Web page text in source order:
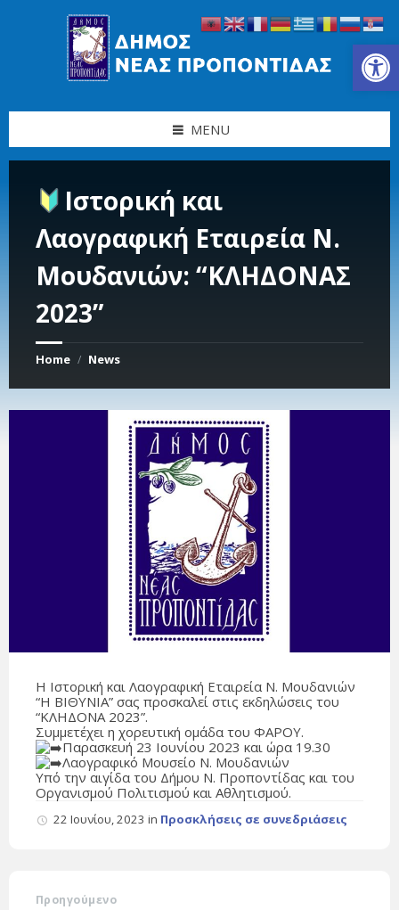
Ανοίξτε τη γραμμή εργαλείων
MENU
Ιστορική και
Λαογραφική Εταιρεία Ν.
Μουδανιών: “ΚΛΗΔΟΝΑΣ
2023”
Home / News
Η Ιστορική και Λαογραφική Εταιρεία Ν. Μουδανιών
“Η ΒΙΘΥΝΙΑ” σας προσκαλεί στις εκδηλώσεις του
“ΚΛΗΔΟΝΑ 2023”.
Συμμετέχει η χορευτική ομάδα του ΦΑΡΟΥ.
Παρασκευή 23 Ιουνίου 2023 και ώρα 19.30
Λαογραφικό Μουσείο Ν. Μουδανιών
Υπό την αιγίδα του Δήμου Ν. Προποντίδας και του
Οργανισμού Πολιτισμού και Αθλητισμού.
22 Ιουνίου, 2023 in Προσκλήσεις σε συνεδριάσεις
Προηγούμενο